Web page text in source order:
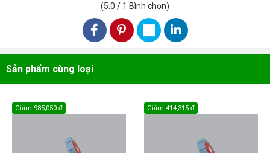
(5.0 / 1 Bình chọn)
Sản phẩm cùng loại
Giảm 985,050 đ Giảm 414,315 đ